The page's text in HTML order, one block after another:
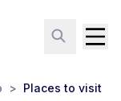
> Places to visit